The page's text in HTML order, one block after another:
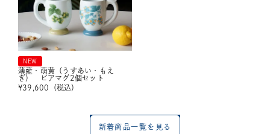
NEW
薄藍・萌黄（うすあい・もえ
ぎ） ビアマグ2個セット
¥39,600 （税込）
新着商品一覧を見る